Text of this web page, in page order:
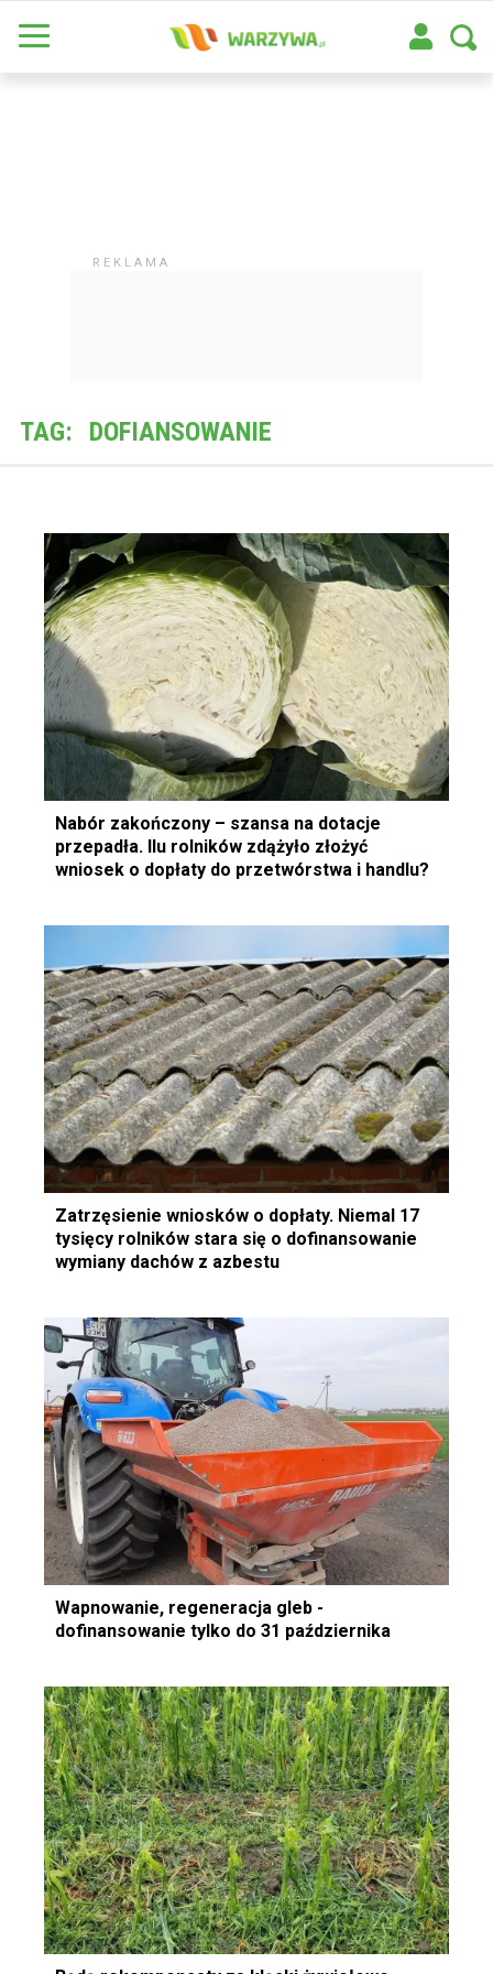
TAG: DOFIANSOWANIE
Nabór zakończony – szansa na dotacje
przepadła. Ilu rolników zdążyło złożyć
wniosek o dopłaty do przetwórstwa i handlu?
Zatrzęsienie wniosków o dopłaty. Niemal 17
tysięcy rolników stara się o dofinansowanie
wymiany dachów z azbestu
Wapnowanie, regeneracja gleb -
dofinansowanie tylko do 31 października